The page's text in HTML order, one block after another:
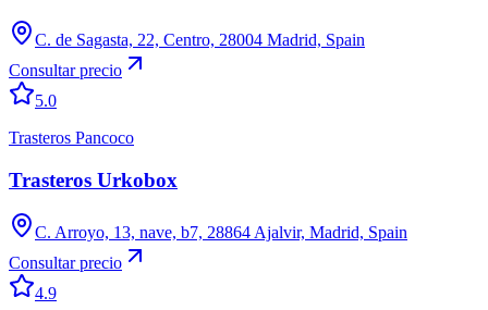
C. de Sagasta, 22, Centro, 28004 Madrid, Spain
Consultar precio
5.0
Trasteros Pancoco
Trasteros Urkobox
C. Arroyo, 13, nave, b7, 28864 Ajalvir, Madrid, Spain
Consultar precio
4.9